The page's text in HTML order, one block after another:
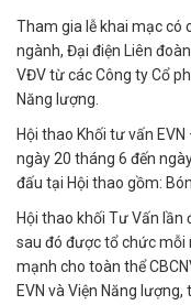
Tham gia lễ khai mạc có
ngành, Đại điện Liên
VĐV từ các Công ty Cổ
Năng lượng.
Hội thao Khối tư vấn
ngày 20 tháng 6 đến
đấu tại Hội thao gồm:
Hội thao khối Tư Vấn
sau đó được tổ chức mỗi
mạnh cho toàn thể
EVN và Viện Năng